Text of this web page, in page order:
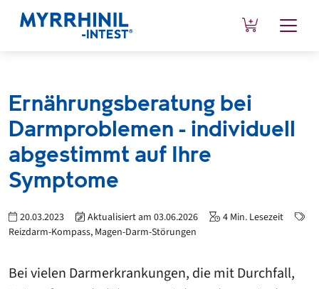
Ernährungsberatung bei
Darmproblemen - individuell
abgestimmt auf Ihre
Symptome
20.03.2023 Aktualisiert am 03.06.2026 4 Min. Lesezeit
Reizdarm-Kompass, Magen-Darm-Störungen
Bei vielen Darmerkrankungen, die mit Durchfall,